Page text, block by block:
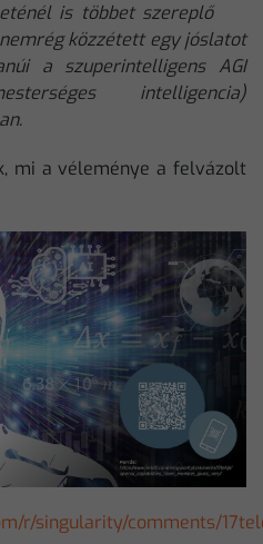
is többet szereplő
közzétett egy jóslatot
a szuperintelligens AGI
intelligencia)
mi a véleménye a felvázolt
r/singularity/comments/